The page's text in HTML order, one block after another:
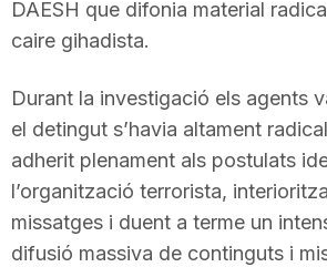
n
a
DAESH que difonia material
caire gihadista.
Durant la investigació els agents
el detingut s’havia altament
adherit plenament als postulats
l’organització terrorista,
missatges i duent a terme un
difusió massiva de continguts i